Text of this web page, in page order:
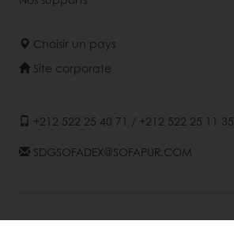
Choisir un pays
Site corporate
+212 522 25 40 71 / +212 522 25 11 35
SDGSOFADEX@SOFAPUR.COM